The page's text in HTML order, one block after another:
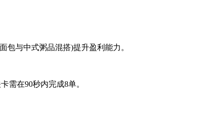
与中式粥品混搭)提升盈利能力。
需在90秒内完成8单。